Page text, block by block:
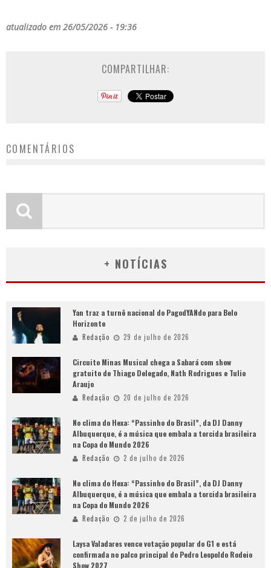
atualizado em 26/05/2026 - 19:36
COMPARTILHAR:
COMENTÁRIOS
+ NOTÍCIAS
Yan traz a turnê nacional do PagodYANdo para Belo
Horizonte
Redação 29 de julho de 2026
Circuito Minas Musical chega a Sabará com show
gratuito de Thiago Delegado, Nath Rodrigues e Tulio
Araujo
Redação 20 de julho de 2026
No clima do Hexa: “Passinho do Brasil”, da DJ Danny
Albuquerque, é a música que embala a torcida brasileira
na Copa do Mundo 2026
Redação 2 de julho de 2026
No clima do Hexa: “Passinho do Brasil”, da DJ Danny
Albuquerque, é a música que embala a torcida brasileira
na Copa do Mundo 2026
Redação 2 de julho de 2026
Laysa Valadares vence votação popular do G1 e está
confirmada no palco principal do Pedro Leopoldo Rodeio
Show 2027